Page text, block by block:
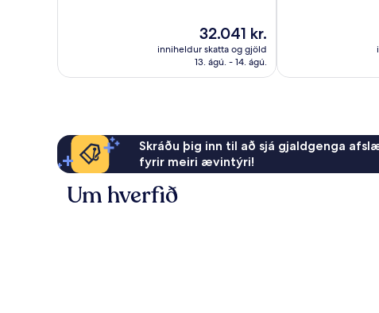
Verðið
er
32.041 kr.
32.041 kr.
inniheldur skatta og gjöld
13. ágú. - 14. ágú.
Skráðu þig inn til að sjá gjaldgenga
fyrir meiri ævintýri!
Um hverfið